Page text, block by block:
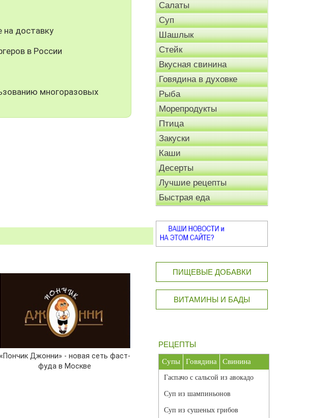
на доставку
в России
многоразовых
«Пончик Джонни» - новая сеть фаст-
фуда в Москве
Салаты
Суп
Шашлык
Стейк
Вкусная свинина
Говядина в духовке
Рыба
Морепродукты
Птица
Закуски
Каши
Десерты
Лучшие рецепты
Быстрая еда
ПИЩЕВЫЕ ДОБАВКИ
ВИТАМИНЫ И БАДЫ
РЕЦЕПТЫ
Супы Говядина Свинина
Гаспачо с сальсой из авокадо
Суп из шампиньонов
Суп из сушеных грибов